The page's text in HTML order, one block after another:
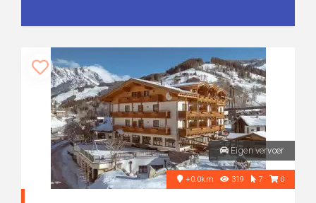
Eigen vervoer
+0.0km 319 7 0